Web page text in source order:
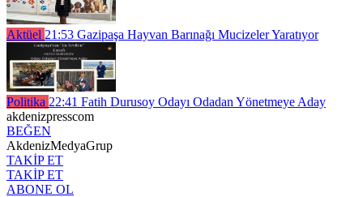
Aktüel 21:53 Gazipaşa Hayvan Barınağı Mucizeler Yaratıyor
Politika 22:41 Fatih Durusoy Odayı Odadan Yönetmeye Aday
akdenizpresscom
BEĞEN
AkdenizMedyaGrup
TAKİP ET
TAKİP ET
ABONE OL